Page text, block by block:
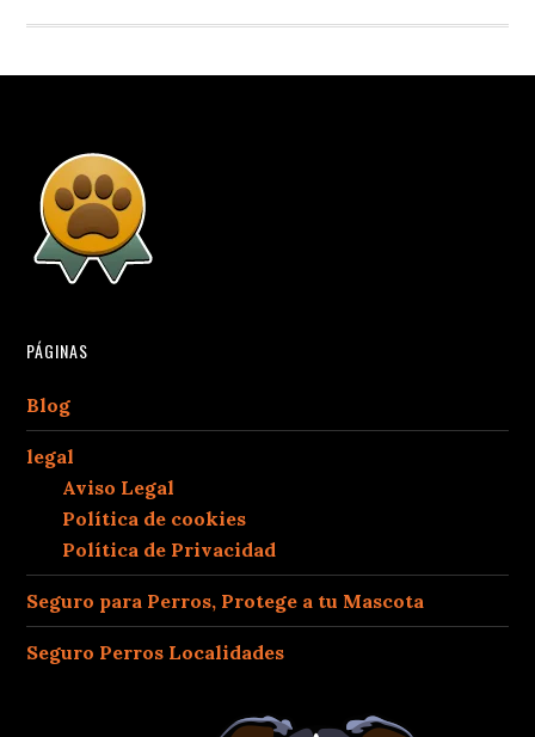
PÁGINAS
Blog
legal
Aviso Legal
Política de cookies
Política de Privacidad
Seguro para Perros, Protege a tu Mascota
Seguro Perros Localidades